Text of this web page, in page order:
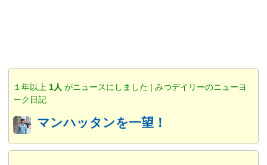
１年以上 1人 がニュースにしました | みつデイリーのニューヨ
ーク日記
マンハッタンを一望！